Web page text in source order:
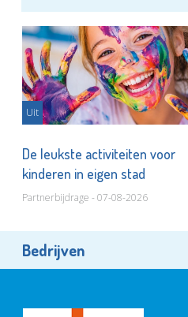
Uit
De leukste activiteiten voor
kinderen in eigen stad
Partnerbijdrage - 07-08-2026
Bedrijven